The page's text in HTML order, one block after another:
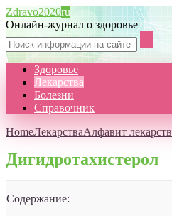
Zdravo2020ru
Онлайн-журнал о здоровье
Здоровье
Лекарства
Болезни
Справочник
HomeЛекарстваАлфавит лекарств
Дигидротахистерол
Содержание: